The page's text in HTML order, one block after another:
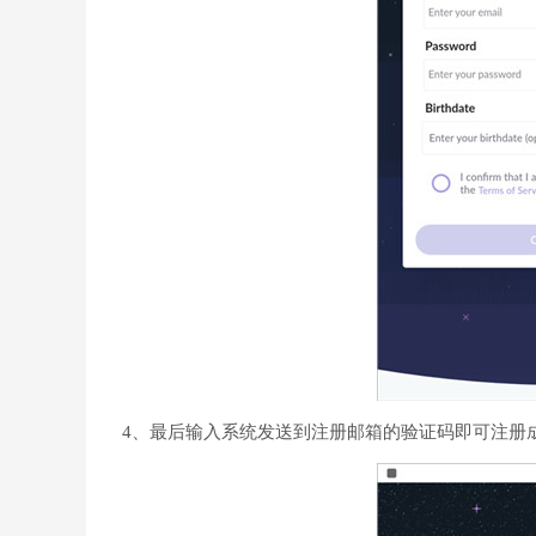
4、最后输入系统发送到注册邮箱的验证码即可注册